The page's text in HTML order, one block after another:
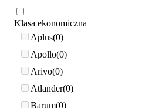
Klasa ekonomiczna
Aplus 0
Apollo 0
Arivo 0
Atlander 0
Barum 0